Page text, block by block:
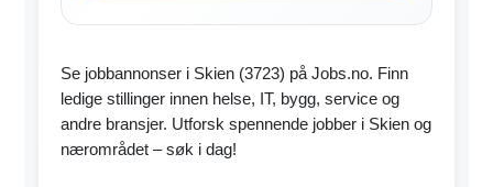
Se jobbannonser i Skien (3723) på Jobs.no. Finn
ledige stillinger innen helse, IT, bygg, service og
andre bransjer. Utforsk spennende jobber i Skien og
nærområdet – søk i dag!